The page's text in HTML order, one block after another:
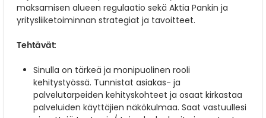
maksamisen alueen regulaatio sekä Aktia Pankin ja
yritysliiketoiminnan strategiat ja tavoitteet.
Tehtävät:
Sinulla on tärkeä ja monipuolinen rooli
kehitystyössä. Tunnistat asiakas- ja
palvelutarpeiden kehityskohteet ja osaat kirkastaa
palveluiden käyttäjien näkökulmaa. Saat vastuullesi